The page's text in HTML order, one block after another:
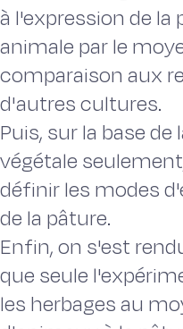
à l'expression de la
animale par le
comparaison aux
d'autres cultures.
Puis, sur la base
végétale
définir les modes
de la pâture.
Enfin, on s'est
que seule
les herbages au